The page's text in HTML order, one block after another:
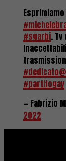
#sgarbi. Tv
#dedicato
#partitogay
— Fabrizio
2022